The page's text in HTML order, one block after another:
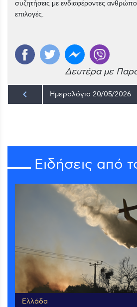
συζητήσεις με ενδιαφέροντες
επιλογές.
Δευτέρα με
keyboard_arrow_left
Ειδήσεις από
Ελλάδα